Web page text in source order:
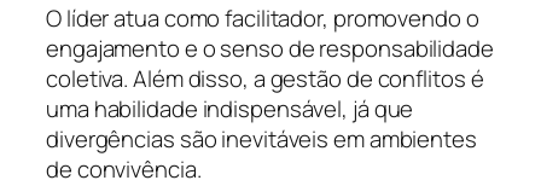
O líder atua como facilitador, promovendo o
engajamento e o senso de responsabilidade
coletiva. Além disso, a gestão de conflitos é
uma habilidade indispensável, já que
divergências são inevitáveis em ambientes
de convivência.